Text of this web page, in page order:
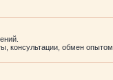
консультации, обмен